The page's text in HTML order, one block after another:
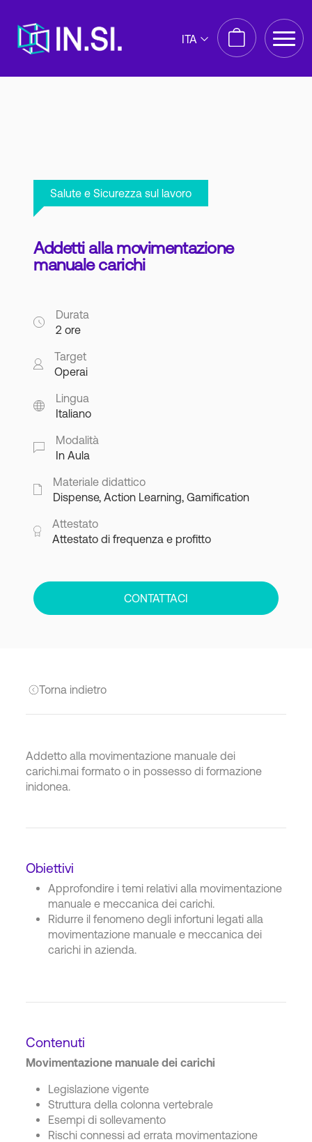
Salute e Sicurezza sul lavoro
Addetti alla movimentazione
manuale carichi
Durata
2 ore
Target
Operai
Lingua
Italiano
Modalità
In Aula
Materiale didattico
Dispense, Action Learning, Gamification
Attestato
Attestato di frequenza e profitto
CONTATTACI
Torna indietro
Addetto alla movimentazione manuale dei
carichi.mai formato o in possesso di formazione
inidonea.
Obiettivi
Approfondire i temi relativi alla movimentazione
manuale e meccanica dei carichi.
Ridurre il fenomeno degli infortuni legati alla
movimentazione manuale e meccanica dei
carichi in azienda.
Contenuti
Movimentazione manuale dei carichi
Legislazione vigente
Struttura della colonna vertebrale
Esempi di sollevamento
Rischi connessi ad errata movimentazione
ITA